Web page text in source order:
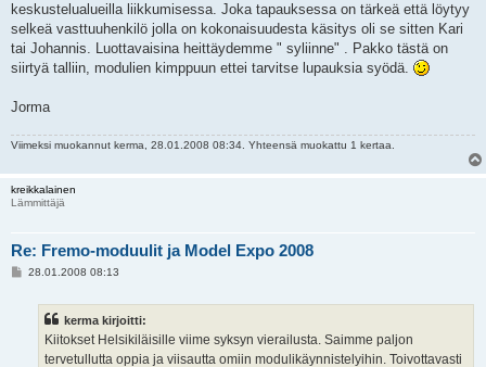
keskustelualueilla liikkumisessa. Joka tapauksessa on tärkeä että löytyy
selkeä vasttuuhenkilö jolla on kokonaisuudesta käsitys oli se sitten Kari
tai Johannis. Luottavaisina heittäydemme " syliinne" . Pakko tästä on
siirtyä talliin, modulien kimppuun ettei tarvitse lupauksia syödä.
Jorma
Viimeksi muokannut kerma, 28.01.2008 08:34. Yhteensä muokattu 1 kertaa.
kreikkalainen
Lämmittäjä
Re: Fremo-moduulit ja Model Expo 2008
V28.01.2008 08:13
kerma kirjoitti:
Kiitokset Helsikiläisille viime syksyn vierailusta. Saimme paljon
tervetullutta oppia ja viisautta omiin modulikäynnistelyihin. Toivottavasti